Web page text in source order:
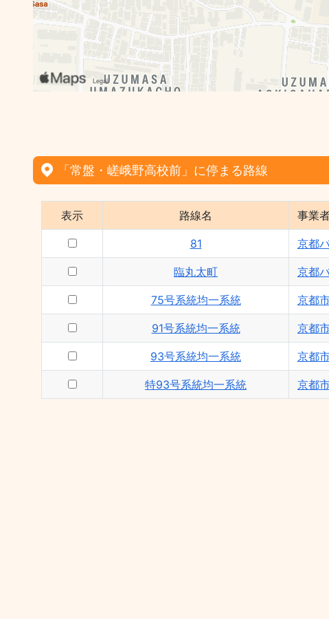
「常盤・嵯峨野高校前」に停まる路線
表示 路線名 事業
81 京都
臨丸太町 京都
75号系統均一系統 京都
91号系統均一系統 京都
93号系統均一系統 京都
特93号系統均一系統 京都